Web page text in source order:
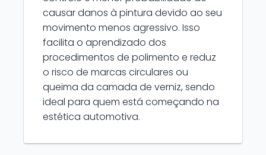
causar danos à pintura devido ao seu
movimento menos agressivo. Isso
facilita o aprendizado dos
procedimentos de polimento e reduz
o risco de marcas circulares ou
queima da camada de verniz, sendo
ideal para quem está começando na
estética automotiva.